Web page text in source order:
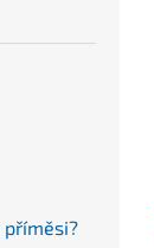
příměsi?